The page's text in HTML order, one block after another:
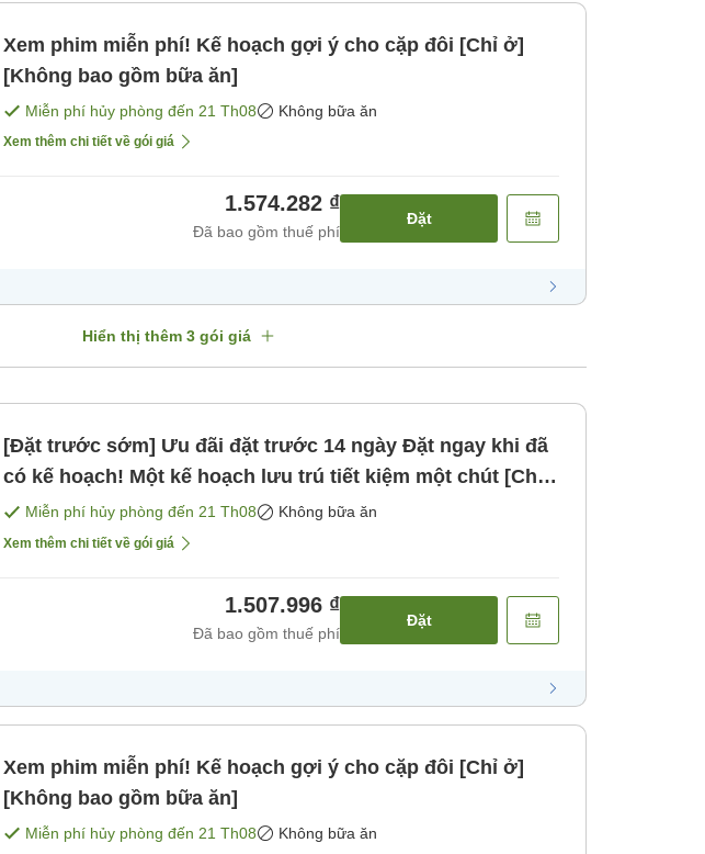
Xem phim miễn phí! Kế hoạch gợi ý cho cặp đôi [Chỉ ở]
[Không bao gồm bữa ăn]
Miễn phí hủy phòng đến 21 Th08 Không bữa ăn
Xem thêm chi tiết về gói giá
1.574.282 ₫
Đã bao gồm thuế phí
Đặt
Hiển thị thêm 3 gói giá
[Đặt trước sớm] Ưu đãi đặt trước 14 ngày Đặt ngay khi đã
có kế hoạch! Một kế hoạch lưu trú tiết kiệm một chút [Chỉ
bao gồm phòng] [Không bao gồm bữa ăn]
Miễn phí hủy phòng đến 21 Th08 Không bữa ăn
Xem thêm chi tiết về gói giá
1.507.996 ₫
Đã bao gồm thuế phí
Đặt
Xem phim miễn phí! Kế hoạch gợi ý cho cặp đôi [Chỉ ở]
[Không bao gồm bữa ăn]
Miễn phí hủy phòng đến 21 Th08 Không bữa ăn